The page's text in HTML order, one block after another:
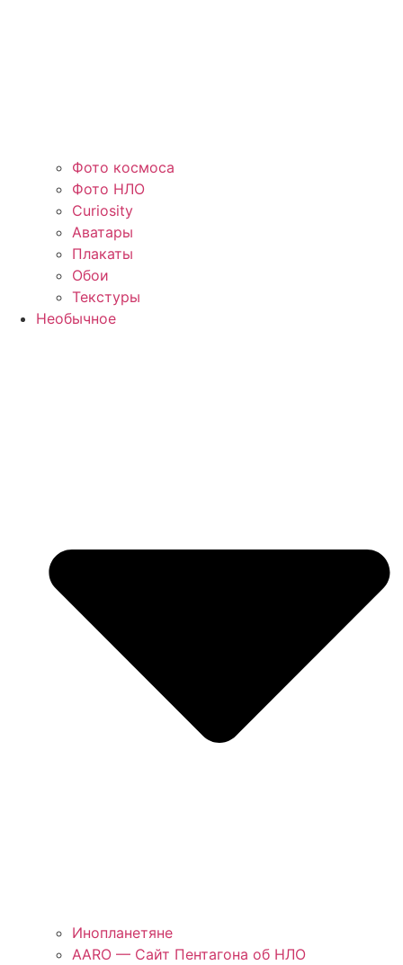
Фото космоса
Фото НЛО
Curiosity
Аватары
Плакаты
Обои
Текстуры
Необычное
Инопланетяне
AARO — Сайт Пентагона об НЛО